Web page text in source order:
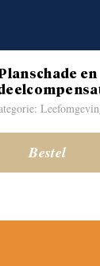
Planschade en
Bestel